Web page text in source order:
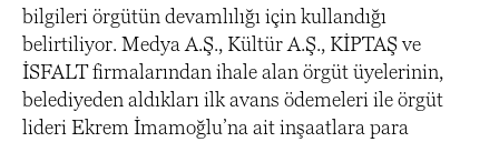
bilgileri örgütün devamlılığı için kullandığı
belirtiliyor. Medya A.Ş., Kültür A.Ş., KİPTAŞ ve
İSFALT firmalarından ihale alan örgüt üyelerinin,
belediyeden aldıkları ilk avans ödemeleri ile örgüt
lideri Ekrem İmamoğlu’na ait inşaatlara para